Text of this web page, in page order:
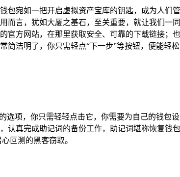
宛如一把开启虚拟资产宝库的钥匙，成为人们
言，犹如大厦之基石，至关重要，就让我们一
方网站，在那里获取安全、可靠的下载链接；
洁明了，你只需轻点“下一步”等按钮，便能轻
选项，你只需轻轻点击它，你需要为自己的钱包
真完成助记词的备份工作，助记词堪称恢复钱
叵测的黑客窃取。